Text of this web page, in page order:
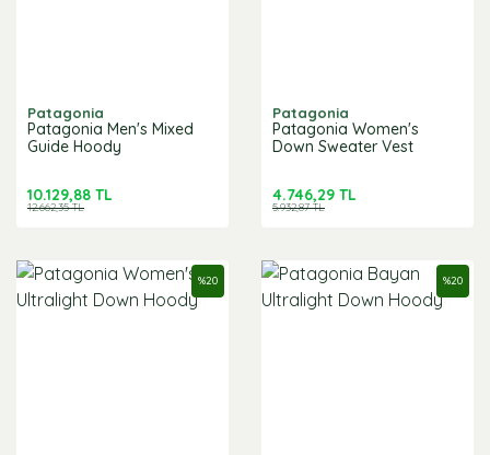
Patagonia
Patagonia Men's Mixed
Guide Hoody
10.129,88 TL
12.662,35 TL
Patagonia
Patagonia Women's
Down Sweater Vest
4.746,29 TL
5.932,87 TL
%20 %20